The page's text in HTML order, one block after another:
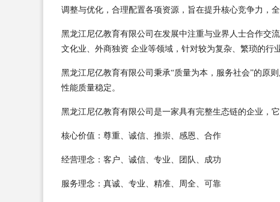
调整与优化，合理配置各项资源，旨在提升核心竞争力，
黑龙江尼亿教育有限公司在发展中注重与业界人士合作交
文化业、外商独资 企业等领域，针对较为复杂、繁琐的行
黑龙江尼亿教育有限公司秉承“质量为本，服务社会”的原
性能质量稳定。
黑龙江尼亿教育有限公司是一家具有完整生态链的企业，
核心价值：尊重、诚信、推崇、感恩、合作
经营理念：客户、诚信、专业、团队、成功
服务理念：真诚、专业、精准、周全、可靠